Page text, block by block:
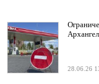
28.06.26